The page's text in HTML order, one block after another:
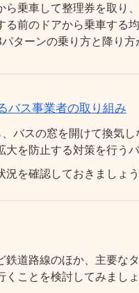
乗車して整理券を取り
前のドアから乗車する
ターンの乗り方と降り方
バス事業者の取り組み
バスの窓を開けて換気
を防止する対策を行う
を確認しておきましょう
道路線のほか、主要な
ことを検討してみましょ